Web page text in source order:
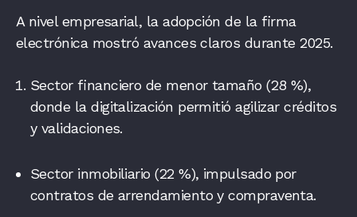
A nivel empresarial, la adopción de la firma
electrónica mostró avances claros durante 2025.
Sector financiero de menor tamaño (28 %),
donde la digitalización permitió agilizar créditos
y validaciones.
Sector inmobiliario (22 %), impulsado por
contratos de arrendamiento y compraventa.